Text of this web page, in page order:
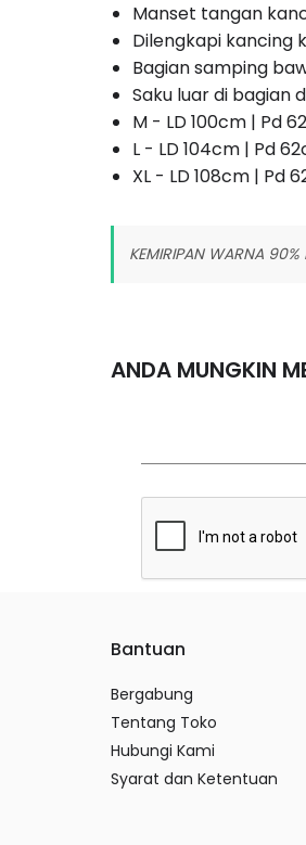
Manset tangan
Dilengkapi kancing
Bagian samping
Saku luar di bagian
M - LD 100cm | Pd
L - LD 104cm | Pd
XL - LD 108cm | Pd
KEMIRIPAN WARNA 90%
ANDA MUNGKIN
Bantuan
Bergabung
Tentang Toko
Hubungi Kami
Syarat dan Ketentuan